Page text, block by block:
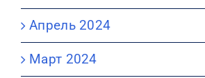
Апрель 2024
Март 2024